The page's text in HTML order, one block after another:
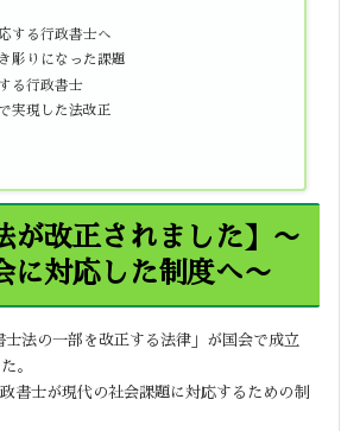
する行政書士へ
彫りになった課題
る行政書士
実現した法改正
が改正されました】〜
に対応した制度へ〜
法の一部を改正する法律」が国会で成立
。
書士が現代の社会課題に対応するための制